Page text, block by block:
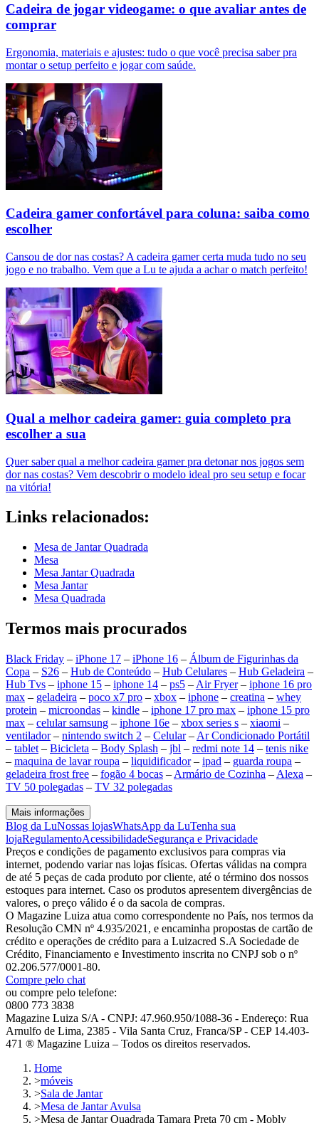
Cadeira de jogar videogame: o que avaliar antes de
comprar
Ergonomia, materiais e ajustes: tudo o que você precisa saber pra
montar o setup perfeito e jogar com saúde.
Cadeira gamer confortável para coluna: saiba como
escolher
Cansou de dor nas costas? A cadeira gamer certa muda tudo no seu
jogo e no trabalho. Vem que a Lu te ajuda a achar o match perfeito!
Qual a melhor cadeira gamer: guia completo pra
escolher a sua
Quer saber qual a melhor cadeira gamer pra detonar nos jogos sem
dor nas costas? Vem descobrir o modelo ideal pro seu setup e focar
na vitória!
Links relacionados:
Mesa de Jantar Quadrada
Mesa
Mesa Jantar Quadrada
Mesa Jantar
Mesa Quadrada
Termos mais procurados
Black Friday – iPhone 17 – iPhone 16 – Álbum de Figurinhas da
Copa – S26 – Hub de Conteúdo – Hub Celulares – Hub Geladeira –
Hub Tvs – iphone 15 – iphone 14 – ps5 – Air Fryer– iphone 16 pro
max – geladeira – poco x7 pro – xbox – iphone – creatina – whey
protein – microondas – kindle – iphone 17 pro max – iphone 15 pro
max – celular samsung – iphone 16e – xbox series s – xiaomi –
ventilador– nintendo switch 2 – Celular– Ar Condicionado Portátil
– tablet – Bicicleta – Body Splash – jbl – redmi note 14 – tenis nike
– maquina de lavar roupa – liquidificador– ipad – guarda roupa –
geladeira frost free – fogão 4 bocas – Armário de Cozinha – Alexa –
TV 50 polegadas – TV 32 polegadas
Mais informações
Blog da LuNossas lojasWhatsApp da LuTenha sua
lojaRegulamentoAcessibilidadeSegurança e Privacidade
Preços e condições de pagamento exclusivos para compras via
internet, podendo variar nas lojas físicas. Ofertas válidas na compra
de até 5 peças de cada produto por cliente, até o término dos nossos
estoques para internet. Caso os produtos apresentem divergências de
valores, o preço válido é o da sacola de compras.
O Magazine Luiza atua como correspondente no País, nos termos da
Resolução CMN nº 4.935/2021, e encaminha propostas de cartão de
crédito e operações de crédito para a Luizacred S.A Sociedade de
Crédito, Financiamento e Investimento inscrita no CNPJ sob o nº
02.206.577/0001-80.
Compre pelo chat
ou compre pelo telefone:
0800 773 3838
Magazine Luiza S/A - CNPJ: 47.960.950/1088-36 - Endereço: Rua
Arnulfo de Lima, 2385 - Vila Santa Cruz, Franca/SP - CEP 14.403-
471 ® Magazine Luiza – Todos os direitos reservados.
Home
>móveis
>Sala de Jantar
>Mesa de Jantar Avulsa
>Mesa de Jantar Quadrada Tamara Preta 70 cm - Mobly